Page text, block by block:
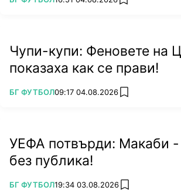
add favorites
Чупи-купи: Феновете на
показаха как се прави!
ПОВЕЧЕ ОТ
БГ ФУТБОЛ09:17 04.08.2026 add favorites
УЕФА потвърди: Макаби
без публика!
ПОВЕЧЕ ОТ
БГ ФУТБОЛ19:34 03.08.2026 add favorites